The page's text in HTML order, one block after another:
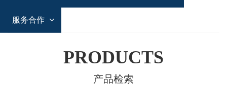
服务合作
PRODUCTS
产品检索